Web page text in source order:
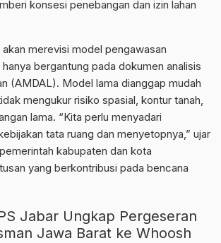
konsesi penebangan dan izin lahan
merevisi model pengawasan
bergantung pada dokumen analisis
(AMDAL). Model lama dianggap mudah
mengukur risiko spasial, kontur tanah,
lama. “Kita perlu menyadari
tata ruang dan menyetopnya,” ujar
kabupaten dan kota
yang berkontribusi pada bencana
Jabar Ungkap Pergeseran
Jawa Barat ke Whoosh